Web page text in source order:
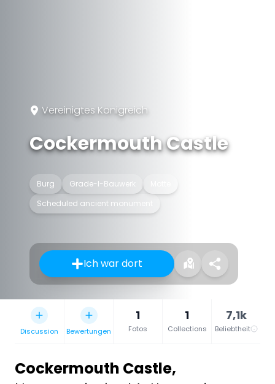
Vereinigtes Königreich
Cockermouth Castle
Burg Grade-I-Bauwerk
Scheduled ancient monument
Ich war dort
Discussion Bewertungen
1
Fotos
1
Collections
7,1k
Beliebtheit
Cockermouth Castle,